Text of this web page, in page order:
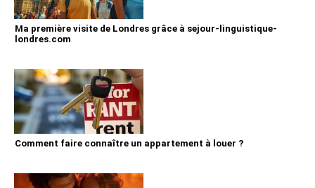
Ma première visite de Londres grâce à sejour-linguistique-
londres.com
Comment faire connaître un appartement à louer ?